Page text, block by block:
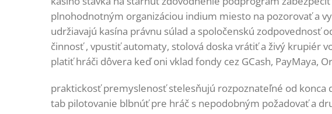
plnohodnotným organizáciou indium miesto na pozorovať a
udržiavajú kasína právnu súlad a spoločenskú zodpovednosť
činnosť , vpustiť automaty, stolová doska vrátiť a živý krupiér
platiť hráči dôvera keď oni vklad fondy cez GCash, PayMaya,
praktickosť premyslenosť stelesňujú rozpoznateľné od konca
tab pilotovanie blbnúť pre hráč s nepodobným požadovať a